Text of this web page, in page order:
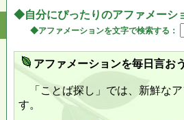
◆自分にぴったりのアファメーシ
◆アファメーションを文字で検索する：
アファメーションを毎日言お
「ことば探し」では、新鮮な
す。